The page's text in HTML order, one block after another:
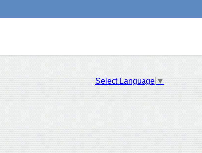
Select Language ▼